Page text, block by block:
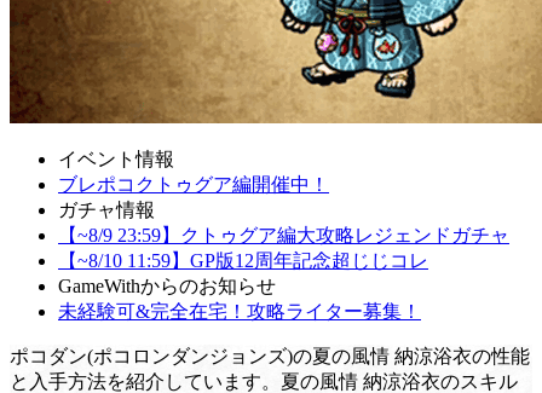
イベント情報
ブレポコクトゥグア編開催中！
ガチャ情報
【~8/9 23:59】クトゥグア編大攻略レジェンドガチャ
【~8/10 11:59】GP版12周年記念超じじコレ
GameWithからのお知らせ
未経験可&完全在宅！攻略ライター募集！
ポコダン(ポコロンダンジョンズ)の夏の風情 納涼浴衣の性能
と入手方法を紹介しています。夏の風情 納涼浴衣のスキル